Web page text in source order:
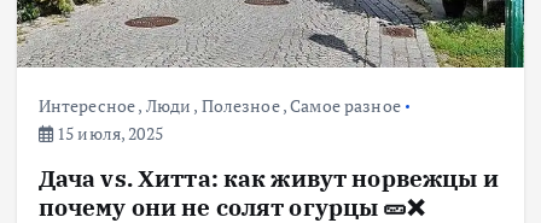
Интересное, Люди , Полезное,Самое разное
15 июля, 2025
Дача vs. Хитта: как живут норвежцы и
почему они не солят огурцы 🥒❌